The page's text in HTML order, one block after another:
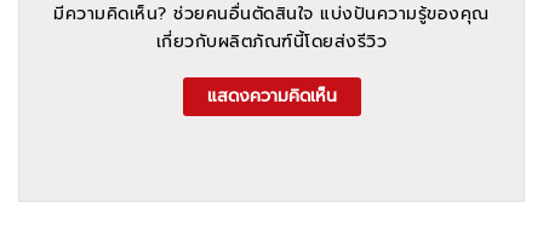
มีความคิดเห็น? ช่วยคนอื่นตัดสินใจ แบ่งปันความรู้ของคุณ
เกี่ยวกับผลิตภัณฑ์นี้โดยส่งรีวิว
แสดงความคิดเห็น